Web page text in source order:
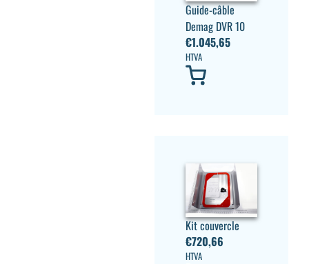
Guide-câble
Demag DVR 10
€1.045,65
HTVA
Kit couvercle
€720,66
HTVA